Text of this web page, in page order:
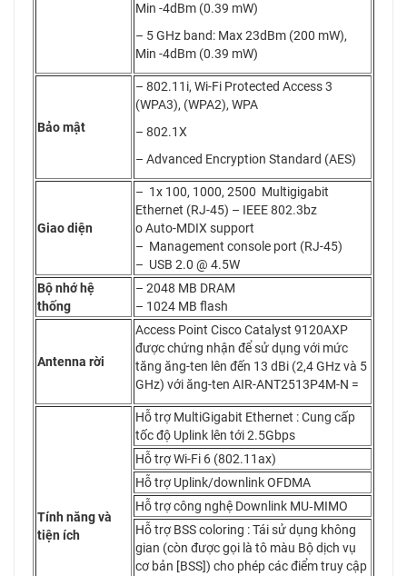
Min -4dBm (0.39 mW)
– 5 GHz band: Max 23dBm (200 mW),
Min -4dBm (0.39 mW)
Bảo mật
– 802.11i, Wi-Fi Protected Access 3
(WPA3), (WPA2), WPA
– 802.1X
– Advanced Encryption Standard (AES)
Giao diện
– 1x 100, 1000, 2500 Multigigabit
Ethernet (RJ-45) – IEEE 802.3bz
o Auto-MDIX support
– Management console port (RJ-45)
– USB 2.0 @ 4.5W
Bộ nhớ hệ
thống
– 2048 MB DRAM
– 1024 MB flash
Antenna rời
Access Point Cisco Catalyst 9120AXP
được chứng nhận để sử dụng với mức
tăng ăng-ten lên đến 13 dBi (2,4 GHz và 5
GHz) với ăng-ten AIR-ANT2513P4M-N =
Tính năng và
tiện ích
Hỗ trợ MultiGigabit Ethernet : Cung cấp
tốc độ Uplink lên tới 2.5Gbps
Hỗ trợ Wi-Fi 6 (802.11ax)
Hỗ trợ Uplink/downlink OFDMA
Hỗ trợ công nghệ Downlink MU‑MIMO
Hỗ trợ BSS coloring : Tái sử dụng không
gian (còn được gọi là tô màu Bộ dịch vụ
cơ bản [BSS]) cho phép các điểm truy cập